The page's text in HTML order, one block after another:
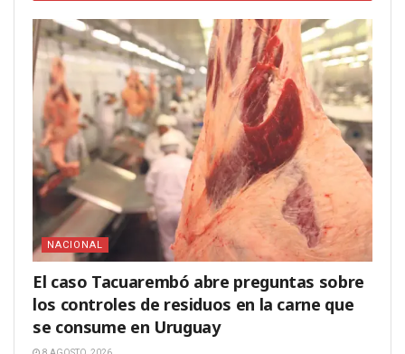
NACIONAL
El caso Tacuarembó abre preguntas sobre
los controles de residuos en la carne que
se consume en Uruguay